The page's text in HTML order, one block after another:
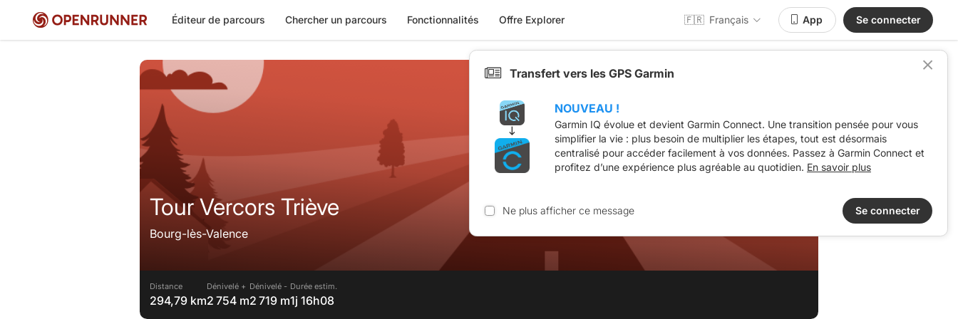
Éditeur de parcours Chercher un parcours Fonctionnalités Offre Explorer 🇫🇷 Français App Se connecter
Tour Vercors Triève
Bourg-lès-Valence
Distance
294,79 km
Dénivelé +
2 754 m
Dénivelé -
2 719 m
Durée estim.
1j 16h08
Transfert vers les GPS Garmin
NOUVEAU !
Garmin IQ évolue et devient Garmin Connect. Une transition pensée pour vous
simplifier la vie : plus besoin de multiplier les étapes, tout est désormais
centralisé pour accéder facilement à vos données. Passez à Garmin Connect et
profitez d’une expérience plus agréable au quotidien. En savoir plus
Ne plus afficher ce message Se connecter